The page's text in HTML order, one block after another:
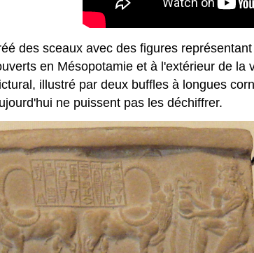
des sceaux avec des figures
en Mésopotamie et à l'extérieur de
illustré par deux buffles à longues
ne puissent pas les déchiffrer.